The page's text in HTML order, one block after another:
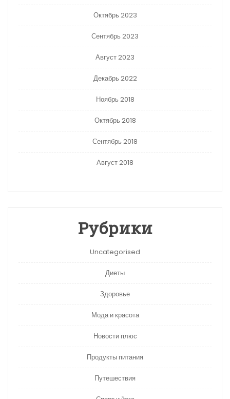
Октябрь 2023
Сентябрь 2023
Август 2023
Декабрь 2022
Ноябрь 2018
Октябрь 2018
Сентябрь 2018
Август 2018
Рубрики
Uncategorised
Диеты
Здоровье
Мода и красота
Новости плюс
Продукты питания
Путешествия